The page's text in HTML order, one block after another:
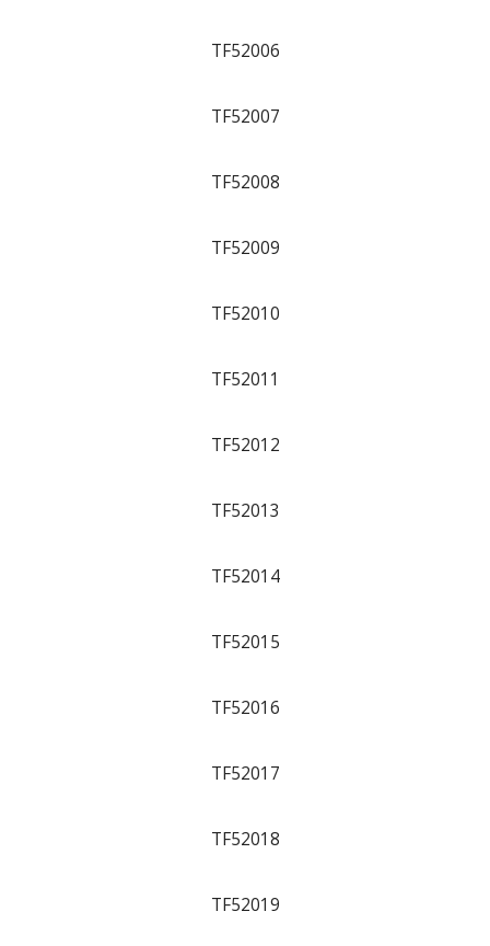
TF52006
TF52007
TF52008
TF52009
TF52010
TF52011
TF52012
TF52013
TF52014
TF52015
TF52016
TF52017
TF52018
TF52019